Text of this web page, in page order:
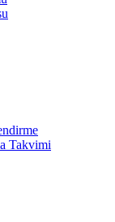
Takvimi